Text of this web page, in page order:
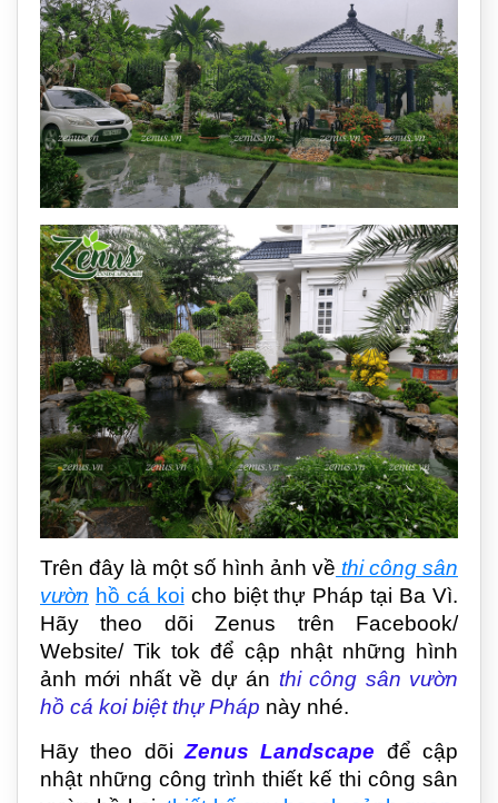
Trên đây là một số hình ảnh về thi công sân
vườn hồ cá koi cho biệt thự Pháp tại Ba Vì.
Hãy theo dõi Zenus trên Facebook/
Website/ Tik tok để cập nhật những hình
ảnh mới nhất về dự án thi công sân vườn
hồ cá koi biệt thự Pháp này nhé.
Hãy theo dõiZenus Landscape để cập
nhật những công trình thiết kế thi công sân